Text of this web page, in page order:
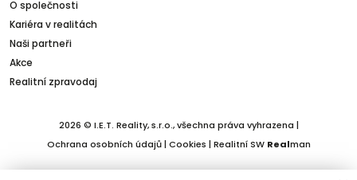
O společnosti
Kariéra v realitách
Naši partneři
Akce
Realitní zpravodaj
2026 © I.E.T. Reality, s.r.o., všechna práva vyhrazena |
Ochrana osobních údajů| Cookies | Realitní SW Realman